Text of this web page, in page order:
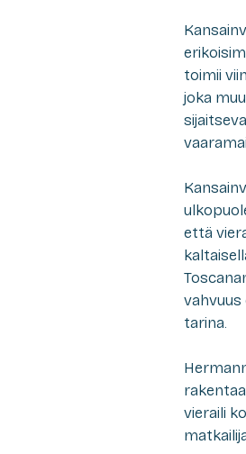
toimii
joka
että
vahvuus
tarina.
vieraili